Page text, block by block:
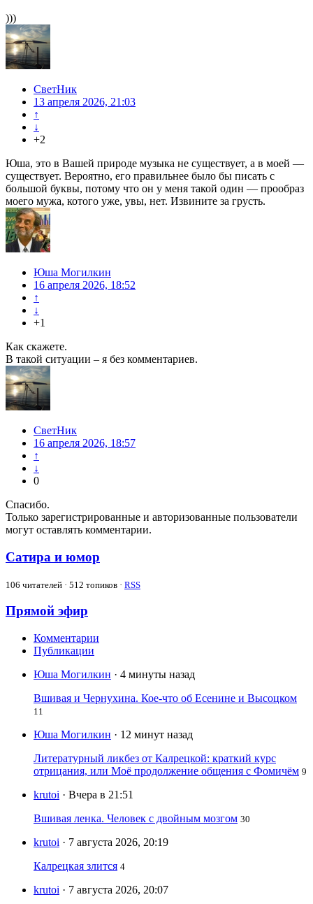
)))
СветНик
13 апреля 2026, 21:03
↑
↓
+2
Юша, это в Вашей природе музыка не существует, а в моей —
существует. Вероятно, его правильнее было бы писать с
большой буквы, потому что он у меня такой один — прообраз
моего мужа, котого уже, увы, нет. Извините за грусть.
Юша Могилкин
16 апреля 2026, 18:52
↑
↓
+1
Как скажете.
В такой ситуации – я без комментариев.
СветНик
16 апреля 2026, 18:57
↑
↓
0
Спасибо.
Только зарегистрированные и авторизованные пользователи
могут оставлять комментарии.
Сатира и юмор
106 читателей · 512 топиков · RSS
Прямой эфир
Комментарии
Публикации
Юша Могилкин · 4 минуты назад
Вшивая и Чернухина. Кое-что об Есенине и Высоцком
11
Юша Могилкин · 12 минут назад
Литературный ликбез от Калрецкой: краткий курс
отрицания, или Моё продолжение общения с Фомичём 9
krutoi · Вчера в 21:51
Вшивая ленка. Человек с двойным мозгом 30
krutoi · 7 августа 2026, 20:19
Калрецкая злится 4
krutoi · 7 августа 2026, 20:07